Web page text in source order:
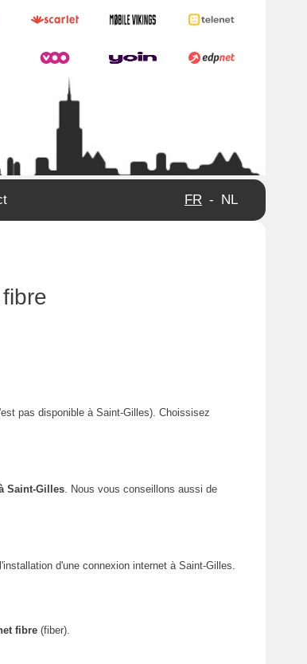
FR - NL
pas disponible à Saint-Gilles). Choissisez
Saint-Gilles. Nous vous conseillons aussi de
d'une connexion internet à Saint-Gilles.
fibre(fiber).